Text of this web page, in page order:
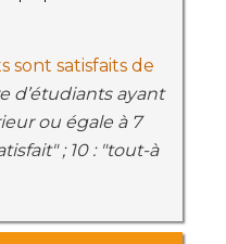
sont satisfaits de
d’étudiants ayant
ou égale à 7
; 10 : "tout-à